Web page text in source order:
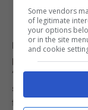
I fan dal canto
propria
subito aggiunto
follower non ha
Some vendors
of legitimate
your options
or in the site
and cookie